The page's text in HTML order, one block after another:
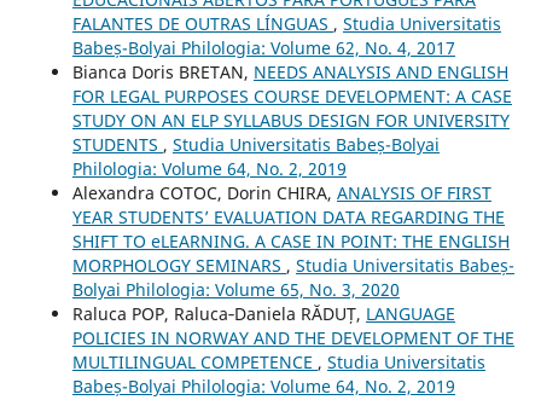
FALANTES DE OUTRAS LÍNGUAS , Studia Universitatis
Babeș-Bolyai Philologia: Volume 62, No. 4, 2017
Bianca Doris BRETAN, NEEDS ANALYSIS AND ENGLISH
FOR LEGAL PURPOSES COURSE DEVELOPMENT: A CASE
STUDY ON AN ELP SYLLABUS DESIGN FOR UNIVERSITY
STUDENTS , Studia Universitatis Babeș-Bolyai
Philologia: Volume 64, No. 2, 2019
Alexandra COTOC, Dorin CHIRA, ANALYSIS OF FIRST
YEAR STUDENTS’ EVALUATION DATA REGARDING THE
SHIFT TO eLEARNING. A CASE IN POINT: THE ENGLISH
MORPHOLOGY SEMINARS , Studia Universitatis Babeș-
Bolyai Philologia: Volume 65, No. 3, 2020
Raluca POP, Raluca‐Daniela RĂDUȚ, LANGUAGE
POLICIES IN NORWAY AND THE DEVELOPMENT OF THE
MULTILINGUAL COMPETENCE , Studia Universitatis
Babeș-Bolyai Philologia: Volume 64, No. 2, 2019